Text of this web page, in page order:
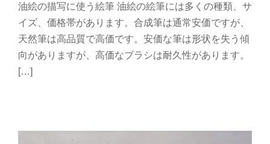
油絵の描写に使う絵筆 油絵の絵筆には多くの種類、サ
イズ、価格帯があります。合成筆は通常安価ですが、
天然筆は高品質で高価です。安価な筆は形状を失う傾
向がありますが、高価なブラシは耐久性があります。
[…]
油絵の描き方を初心者向けに教えます